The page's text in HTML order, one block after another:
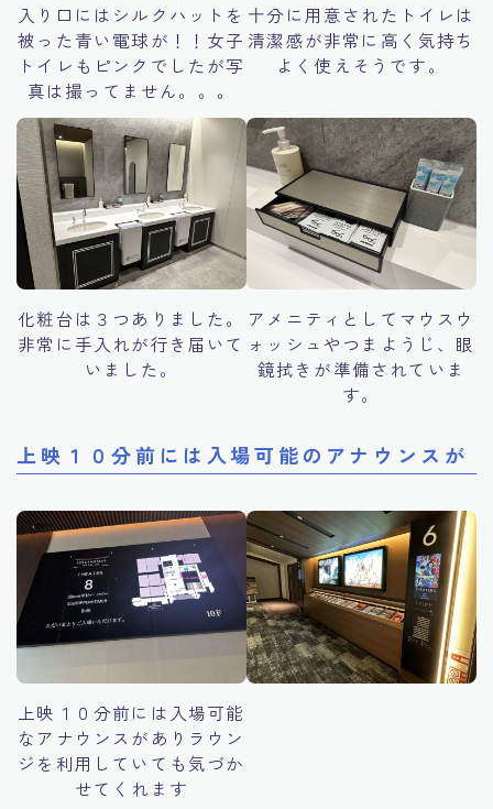
入り口にはシルクハットを
被った青い電球が！！女子
トイレもピンクでしたが写
真は撮ってません。。。
十分に用意されたトイレは
清潔感が非常に高く気持ち
よく使えそうです。
化粧台は３つありました。
非常に手入れが行き届いて
いました。
アメニティとしてマウスウ
ォッシュやつまようじ、眼
鏡拭きが準備されていま
す。
上映１０分前には入場可能のアナウンスが
上映１０分前には入場可能
なアナウンスがありラウン
ジを利用していても気づか
せてくれます